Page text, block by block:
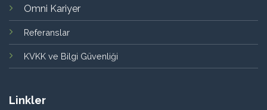
Omni Kariyer
Referanslar
KVKK ve Bilgi Güvenliği
Linkler